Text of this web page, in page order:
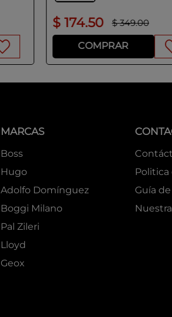
$ 174.50 $ 349.00
COMPRAR
MARCAS
Boss
Hugo
Adolfo Domínguez
Boggi Milano
Pal Zileri
Lloyd
Geox
Guía